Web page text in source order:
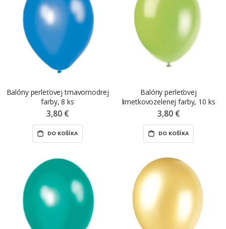
Balóny perleťovej tmavomodrej
farby, 8 ks
3,80 €
DO KOŠÍKA
Balóny perleťovej
limetkovozelenej farby, 10 ks
3,80 €
DO KOŠÍKA